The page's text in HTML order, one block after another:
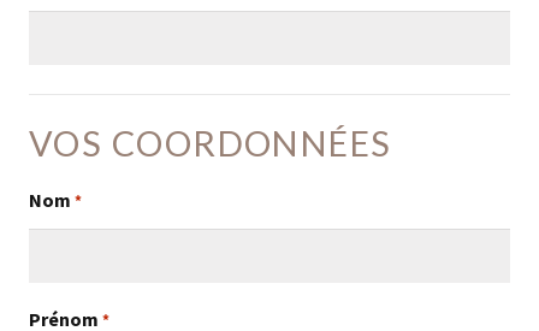
VOS COORDONNÉES
Nom *
Prénom *